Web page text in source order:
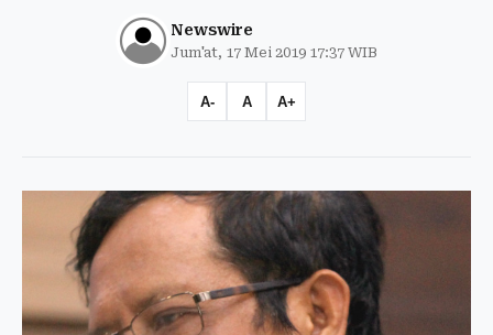
Newswire
Jum'at, 17 Mei 2019 17:37 WIB
A- A A+